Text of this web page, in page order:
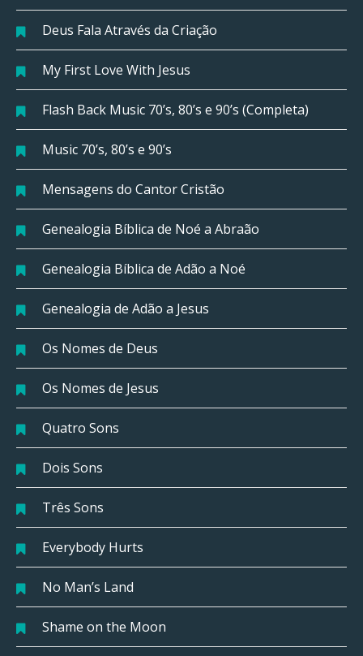
Deus Fala Através da Criação
My First Love With Jesus
Flash Back Music 70’s, 80’s e 90’s (Completa)
Music 70’s, 80’s e 90’s
Mensagens do Cantor Cristão
Genealogia Bíblica de Noé a Abraão
Genealogia Bíblica de Adão a Noé
Genealogia de Adão a Jesus
Os Nomes de Deus
Os Nomes de Jesus
Quatro Sons
Dois Sons
Três Sons
Everybody Hurts
No Man’s Land
Shame on the Moon